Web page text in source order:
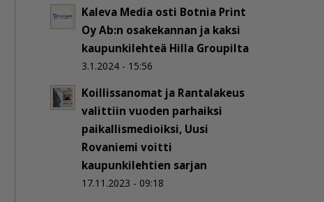
Kaleva Media osti Botnia Print
Oy Ab:n osakekannan ja kaksi
kaupunkilehteä Hilla Groupilta
3.1.2024 - 15:56
Koillissanomat ja Rantalakeus
valittiin vuoden parhaiksi
paikallismedioiksi, Uusi
Rovaniemi voitti
kaupunkilehtien sarjan
17.11.2023 - 09:18